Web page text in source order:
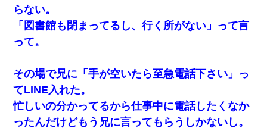
昨日37歳のおばさんと行為したんだけどめちゃくちゃだっ
た
毎日兄の話をしていたA子が事故で亡くなった。→Ａ子のお
母さんの話に驚愕…
友人「酒の勢いで女先輩をホテルに連れ込んだｗｗｗｗ
ｗ」俺「…」
らない。
「図書館も閉まってるし、行く所がない」って言
って。
その場で兄に「手が空いたら至急電話下さい」っ
てLINE入れた。
忙しいの分かってるから仕事中に電話したくなか
ったんだけどもう兄に言ってもらうしかないし。